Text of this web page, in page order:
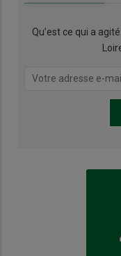
Qu’est ce qui a